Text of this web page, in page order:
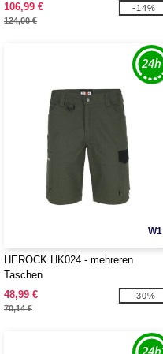
106,99 €
124,00 €
-14%
W1
HEROCK HK024 - mehreren
Taschen
48,99 €
70,14 €
-30%